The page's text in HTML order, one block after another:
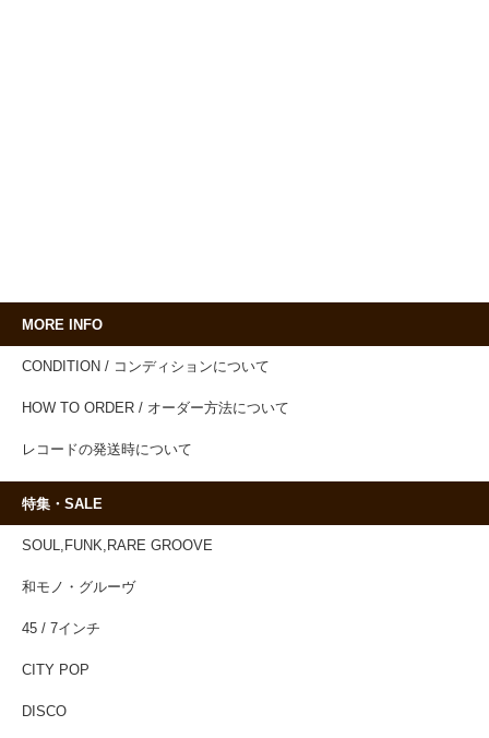
MORE INFO
CONDITION / コンディションについて
HOW TO ORDER / オーダー方法について
レコードの発送時について
特集・SALE
SOUL,FUNK,RARE GROOVE
和モノ・グルーヴ
45 / 7インチ
CITY POP
DISCO